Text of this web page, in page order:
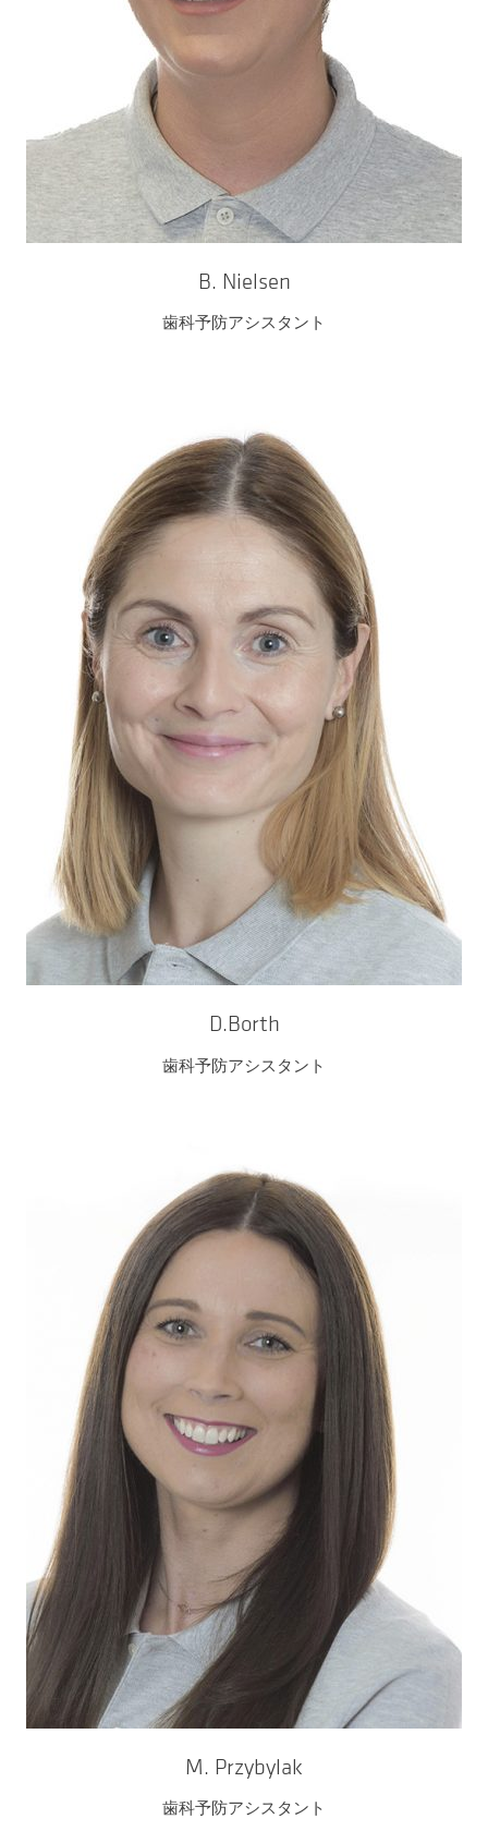
B. Nielsen
歯科予防アシスタント
D.Borth
歯科予防アシスタント
M. Przybylak
歯科予防アシスタント